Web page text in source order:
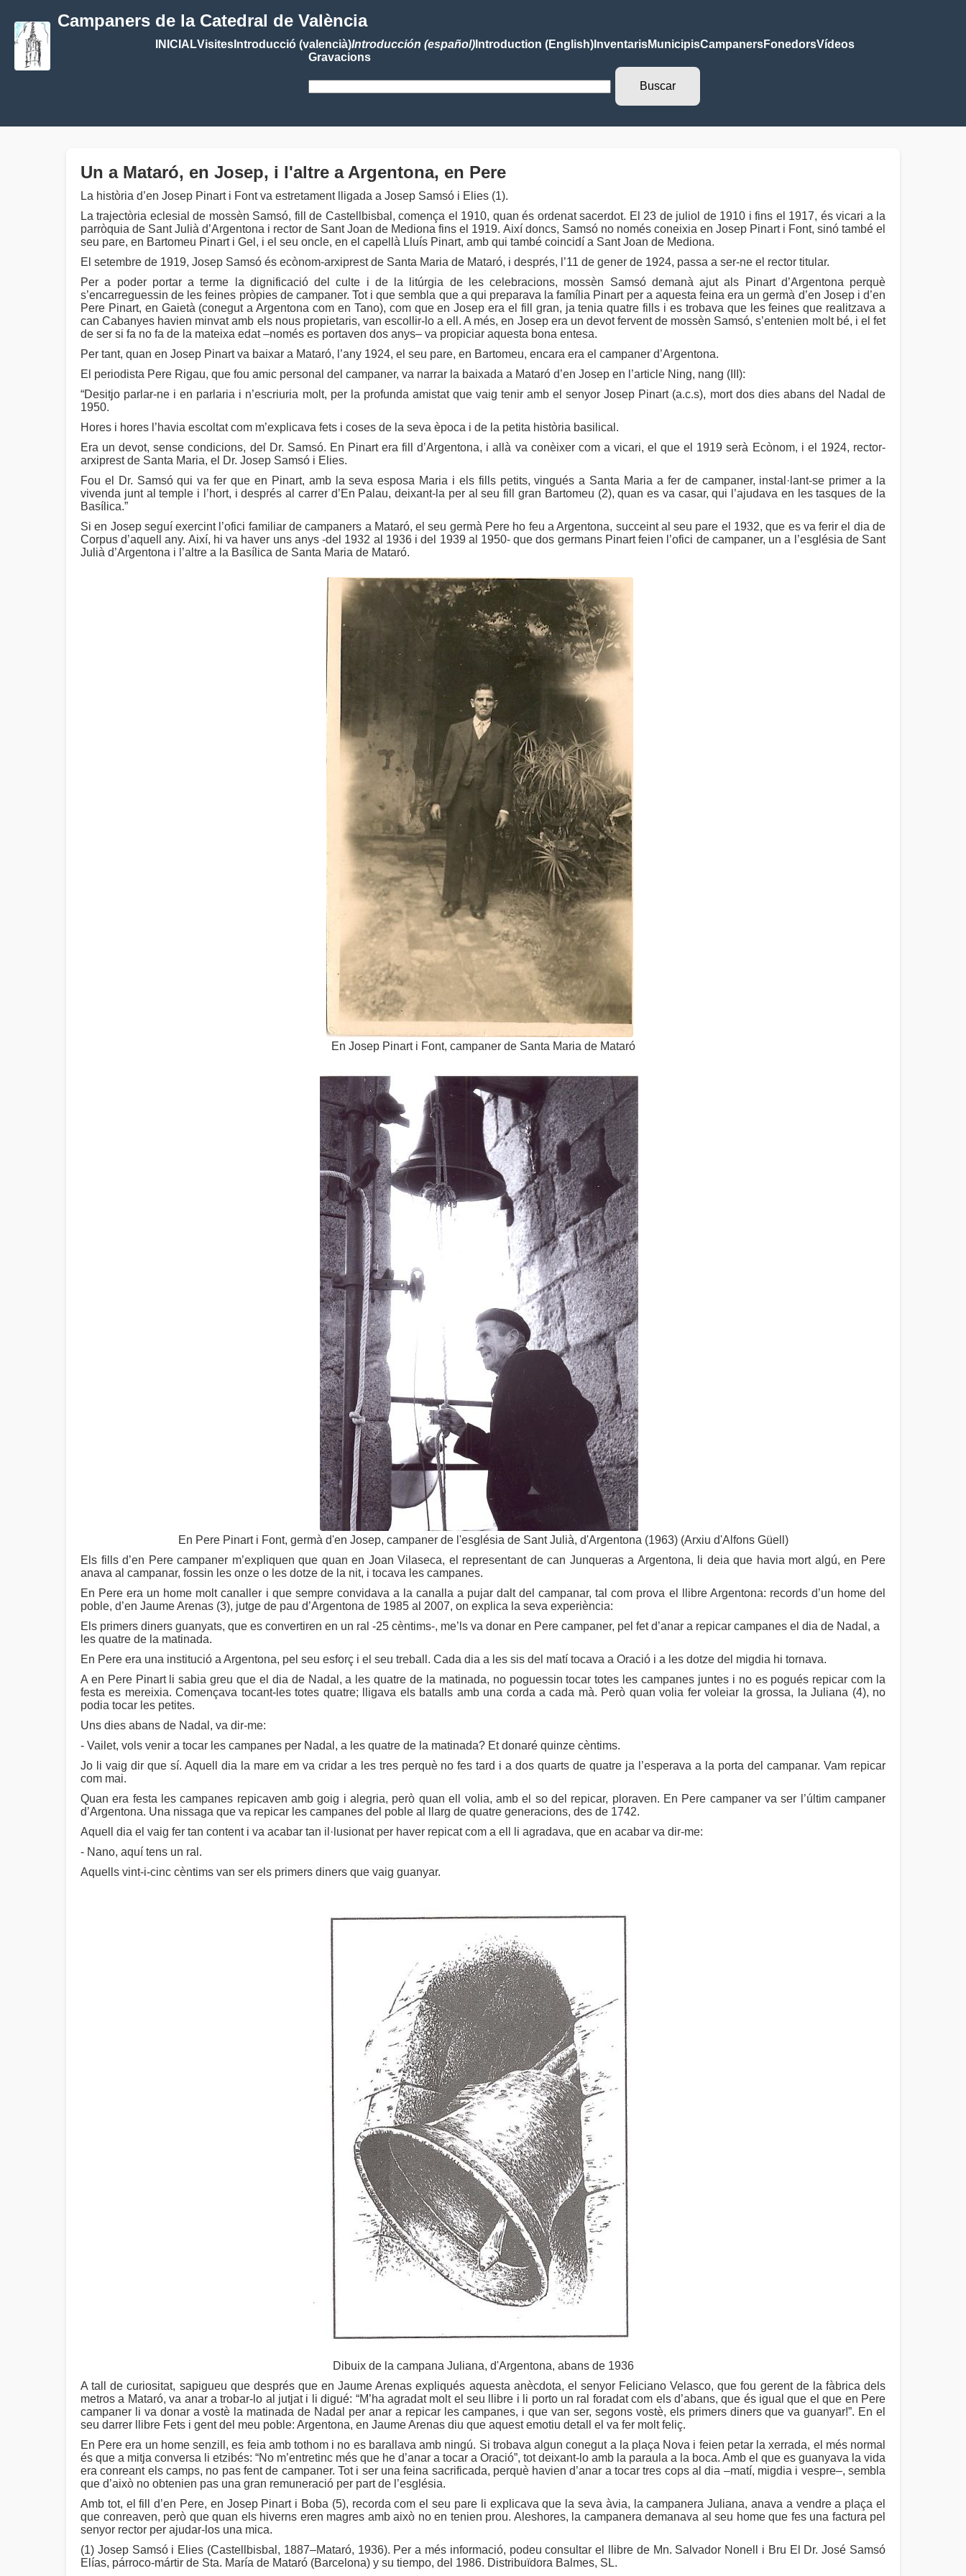
Campaners de la Catedral de València
INICIALVisitesIntroducció (valencià)Introducción (español)Introduction (English)InventarisMunicipisCampanersFonedorsVídeos
Gravacions
Un a Mataró, en Josep, i l'altre a Argentona, en Pere
La història d’en Josep Pinart i Font va estretament lligada a Josep Samsó i Elies (1).
La trajectòria eclesial de mossèn Samsó, fill de Castellbisbal, comença el 1910, quan és ordenat sacerdot. El 23 de juliol de 1910 i fins el 1917, és vicari a la
parròquia de Sant Julià d’Argentona i rector de Sant Joan de Mediona fins el 1919. Així doncs, Samsó no només coneixia en Josep Pinart i Font, sinó també el
seu pare, en Bartomeu Pinart i Gel, i el seu oncle, en el capellà Lluís Pinart, amb qui també coincidí a Sant Joan de Mediona.
El setembre de 1919, Josep Samsó és ecònom-arxiprest de Santa Maria de Mataró, i després, l’11 de gener de 1924, passa a ser-ne el rector titular.
Per a poder portar a terme la dignificació del culte i de la litúrgia de les celebracions, mossèn Samsó demanà ajut als Pinart d’Argentona perquè
s’encarreguessin de les feines pròpies de campaner. Tot i que sembla que a qui preparava la família Pinart per a aquesta feina era un germà d’en Josep i d’en
Pere Pinart, en Gaietà (conegut a Argentona com en Tano), com que en Josep era el fill gran, ja tenia quatre fills i es trobava que les feines que realitzava a
can Cabanyes havien minvat amb els nous propietaris, van escollir-lo a ell. A més, en Josep era un devot fervent de mossèn Samsó, s’entenien molt bé, i el fet
de ser si fa no fa de la mateixa edat –només es portaven dos anys– va propiciar aquesta bona entesa.
Per tant, quan en Josep Pinart va baixar a Mataró, l’any 1924, el seu pare, en Bartomeu, encara era el campaner d’Argentona.
El periodista Pere Rigau, que fou amic personal del campaner, va narrar la baixada a Mataró d’en Josep en l’article Ning, nang (III):
“Desitjo parlar-ne i en parlaria i n’escriuria molt, per la profunda amistat que vaig tenir amb el senyor Josep Pinart (a.c.s), mort dos dies abans del Nadal de
1950.
Hores i hores l’havia escoltat com m’explicava fets i coses de la seva època i de la petita història basilical.
Era un devot, sense condicions, del Dr. Samsó. En Pinart era fill d’Argentona, i allà va conèixer com a vicari, el que el 1919 serà Ecònom, i el 1924, rector-
arxiprest de Santa Maria, el Dr. Josep Samsó i Elies.
Fou el Dr. Samsó qui va fer que en Pinart, amb la seva esposa Maria i els fills petits, vingués a Santa Maria a fer de campaner, instal·lant-se primer a la
vivenda junt al temple i l’hort, i després al carrer d’En Palau, deixant-la per al seu fill gran Bartomeu (2), quan es va casar, qui l’ajudava en les tasques de la
Basílica.”
Si en Josep seguí exercint l’ofici familiar de campaners a Mataró, el seu germà Pere ho feu a Argentona, succeint al seu pare el 1932, que es va ferir el dia de
Corpus d’aquell any. Així, hi va haver uns anys -del 1932 al 1936 i del 1939 al 1950- que dos germans Pinart feien l’ofici de campaner, un a l’església de Sant
Julià d’Argentona i l’altre a la Basílica de Santa Maria de Mataró.
En Josep Pinart i Font, campaner de Santa Maria de Mataró
En Pere Pinart i Font, germà d'en Josep, campaner de l'església de Sant Julià, d'Argentona (1963) (Arxiu d'Alfons Güell)
Els fills d’en Pere campaner m’expliquen que quan en Joan Vilaseca, el representant de can Junqueras a Argentona, li deia que havia mort algú, en Pere
anava al campanar, fossin les onze o les dotze de la nit, i tocava les campanes.
En Pere era un home molt canaller i que sempre convidava a la canalla a pujar dalt del campanar, tal com prova el llibre Argentona: records d’un home del
poble, d’en Jaume Arenas (3), jutge de pau d’Argentona de 1985 al 2007, on explica la seva experiència:
Els primers diners guanyats, que es convertiren en un ral -25 cèntims-, me’ls va donar en Pere campaner, pel fet d’anar a repicar campanes el dia de Nadal, a
les quatre de la matinada.
En Pere era una institució a Argentona, pel seu esforç i el seu treball. Cada dia a les sis del matí tocava a Oració i a les dotze del migdia hi tornava.
A en Pere Pinart li sabia greu que el dia de Nadal, a les quatre de la matinada, no poguessin tocar totes les campanes juntes i no es pogués repicar com la
festa es mereixia. Començava tocant-les totes quatre; lligava els batalls amb una corda a cada mà. Però quan volia fer voleiar la grossa, la Juliana (4), no
podia tocar les petites.
Uns dies abans de Nadal, va dir-me:
- Vailet, vols venir a tocar les campanes per Nadal, a les quatre de la matinada? Et donaré quinze cèntims.
Jo li vaig dir que sí. Aquell dia la mare em va cridar a les tres perquè no fes tard i a dos quarts de quatre ja l’esperava a la porta del campanar. Vam repicar
com mai.
Quan era festa les campanes repicaven amb goig i alegria, però quan ell volia, amb el so del repicar, ploraven. En Pere campaner va ser l’últim campaner
d’Argentona. Una nissaga que va repicar les campanes del poble al llarg de quatre generacions, des de 1742.
Aquell dia el vaig fer tan content i va acabar tan il·lusionat per haver repicat com a ell li agradava, que en acabar va dir-me:
- Nano, aquí tens un ral.
Aquells vint-i-cinc cèntims van ser els primers diners que vaig guanyar.
Dibuix de la campana Juliana, d'Argentona, abans de 1936
A tall de curiositat, sapigueu que després que en Jaume Arenas expliqués aquesta anècdota, el senyor Feliciano Velasco, que fou gerent de la fàbrica dels
metros a Mataró, va anar a trobar-lo al jutjat i li digué: “M’ha agradat molt el seu llibre i li porto un ral foradat com els d’abans, que és igual que el que en Pere
campaner li va donar a vostè la matinada de Nadal per anar a repicar les campanes, i que van ser, segons vostè, els primers diners que va guanyar!”. En el
seu darrer llibre Fets i gent del meu poble: Argentona, en Jaume Arenas diu que aquest emotiu detall el va fer molt feliç.
En Pere era un home senzill, es feia amb tothom i no es barallava amb ningú. Si trobava algun conegut a la plaça Nova i feien petar la xerrada, el més normal
és que a mitja conversa li etzibés: “No m’entretinc més que he d’anar a tocar a Oració”, tot deixant-lo amb la paraula a la boca. Amb el que es guanyava la vida
era conreant els camps, no pas fent de campaner. Tot i ser una feina sacrificada, perquè havien d’anar a tocar tres cops al dia –matí, migdia i vespre–, sembla
que d’això no obtenien pas una gran remuneració per part de l’església.
Amb tot, el fill d’en Pere, en Josep Pinart i Boba (5), recorda com el seu pare li explicava que la seva àvia, la campanera Juliana, anava a vendre a plaça el
que conreaven, però que quan els hiverns eren magres amb això no en tenien prou. Aleshores, la campanera demanava al seu home que fes una factura pel
senyor rector per ajudar-los una mica.
(1) Josep Samsó i Elies (Castellbisbal, 1887–Mataró, 1936). Per a més informació, podeu consultar el llibre de Mn. Salvador Nonell i Bru El Dr. José Samsó
Elías, párroco-mártir de Sta. María de Mataró (Barcelona) y su tiempo, del 1986. Distribuïdora Balmes, SL.